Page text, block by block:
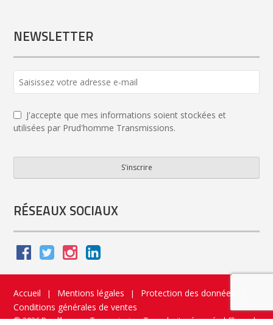
NEWSLETTER
J'accepte que mes informations soient stockées et
utilisées par Prud'homme Transmissions.
S'inscrire
RÉSEAUX SOCIAUX
Accueil | Mentions légales | Protection des données
Conditions générales de ventes
© 2026 Prud’homme Transmission. Tous droits réservés|Flippad